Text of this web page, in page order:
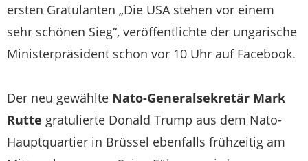
ersten Gratulanten „Die USA stehen vor einem
sehr schönen Sieg“, veröffentlichte der ungarische
Ministerpräsident schon vor 10 Uhr auf Facebook.
Der neu gewählte Nato-Generalsekretär Mark
Rutte gratulierte Donald Trump aus dem Nato-
Hauptquartier in Brüssel ebenfalls frühzeitig am